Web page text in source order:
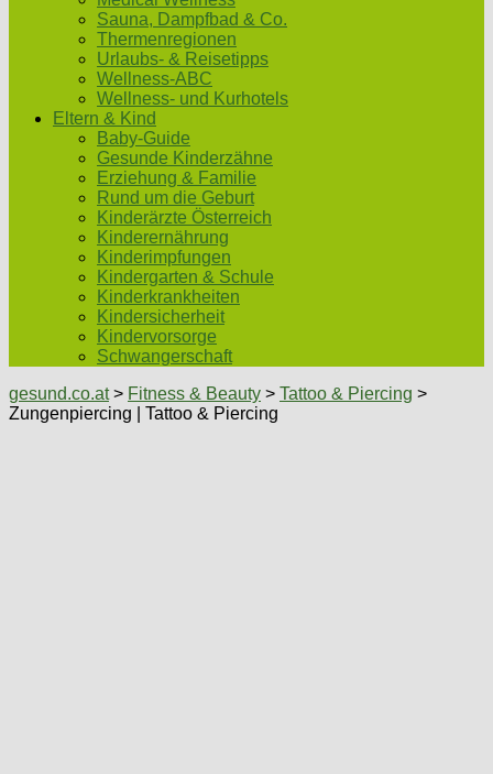
Sauna, Dampfbad & Co.
Thermenregionen
Urlaubs- & Reisetipps
Wellness-ABC
Wellness- und Kurhotels
Eltern & Kind
Baby-Guide
Gesunde Kinderzähne
Erziehung & Familie
Rund um die Geburt
Kinderärzte Österreich
Kinderernährung
Kinderimpfungen
Kindergarten & Schule
Kinderkrankheiten
Kindersicherheit
Kindervorsorge
Schwangerschaft
gesund.co.at> Fitness & Beauty > Tattoo & Piercing >
Zungenpiercing | Tattoo & Piercing